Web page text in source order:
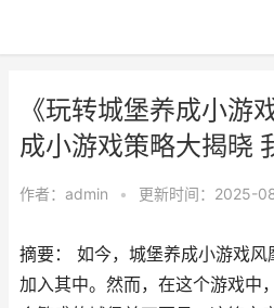
《玩转城堡养成小游
成小游戏策略大揭晓
作者： admin • 更新时间：2025-
摘要： 如今，城堡养成小游戏
加入其中。然而，在这个游戏中